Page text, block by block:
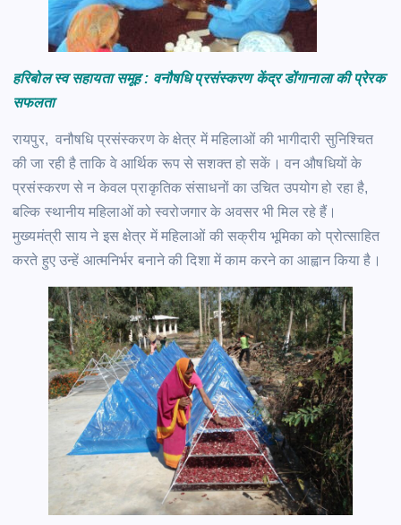
हरिबोल स्व सहायता समूह : वनौषधि प्रसंस्करण केंद्र डोंगानाला की प्रेरक
सफलता
रायपुर, वनौषधि प्रसंस्करण के क्षेत्र में महिलाओं की भागीदारी सुनिश्चित
की जा रही है ताकि वे आर्थिक रूप से सशक्त हो सकें। वन औषधियों के
प्रसंस्करण से न केवल प्राकृतिक संसाधनों का उचित उपयोग हो रहा है,
बल्कि स्थानीय महिलाओं को स्वरोजगार के अवसर भी मिल रहे हैं।
मुख्यमंत्री साय ने इस क्षेत्र में महिलाओं की सक्रीय भूमिका को प्रोत्साहित
करते हुए उन्हें आत्मनिर्भर बनाने की दिशा में काम करने का आह्वान किया है।